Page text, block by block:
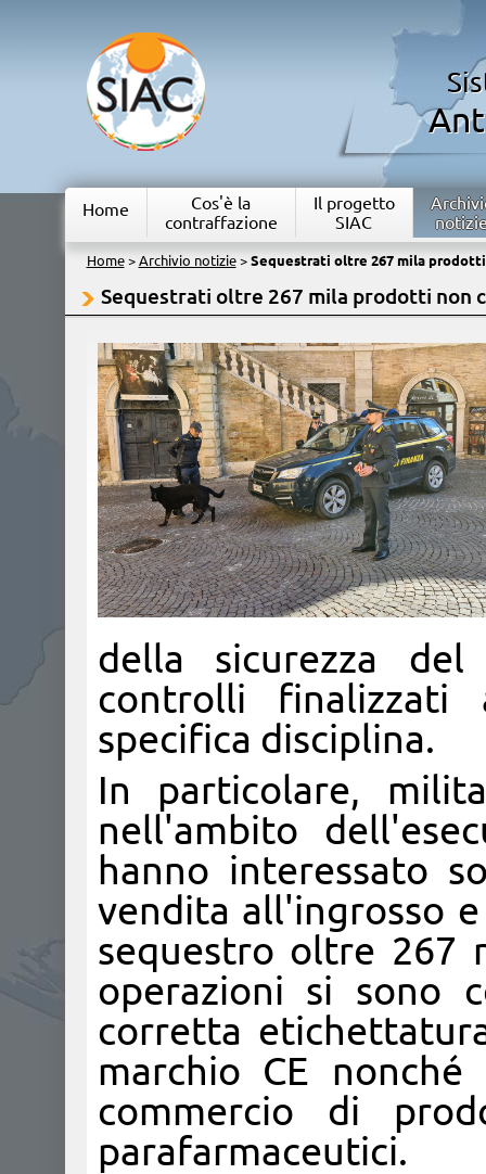
Home
Cos'è la
contraffazione
Il progetto
SIAC
Home> Archivio notizie> Sequestrati oltre 267 mila
Sequestrati oltre 267 mila prodotti non
della sicurezza del
controlli
specifica disciplina.
In particolare,
nell'ambito
hanno interessato
vendita all'ingrosso
sequestro oltre 267
operazioni si sono
corretta
marchio CE
commercio di
parafarmaceutici.